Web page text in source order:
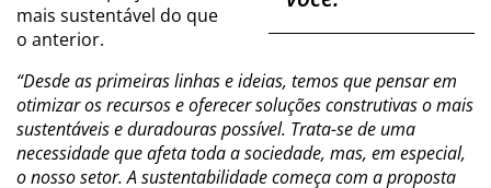
mais sustentável do que
o anterior.
“Desde as primeiras linhas e ideias, temos que pensar em
otimizar os recursos e oferecer soluções construtivas o mais
sustentáveis e duradouras possível. Trata-se de uma
necessidade que afeta toda a sociedade, mas, em especial,
o nosso setor. A sustentabilidade começa com a proposta